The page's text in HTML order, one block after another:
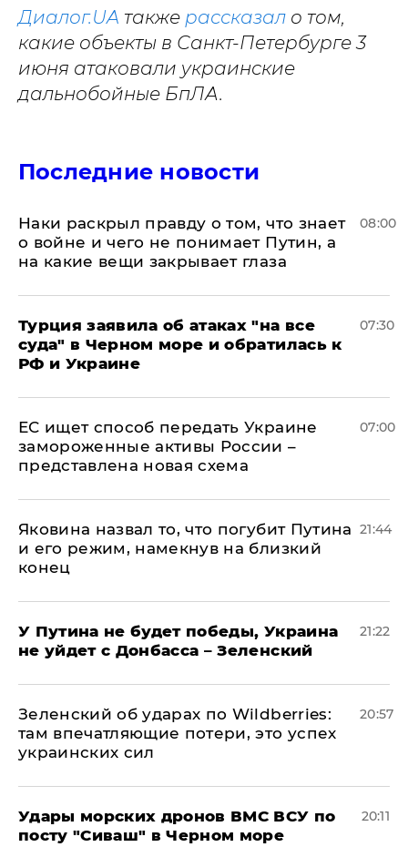
Диалог.UA также рассказал о том,
какие объекты в Санкт-Петербурге 3
июня атаковали украинские
дальнобойные БпЛА.
Последние новости
Наки раскрыл правду о том, что знает
о войне и чего не понимает Путин, а
на какие вещи закрывает глаза
08:00
Турция заявила об атаках "на все
суда" в Черном море и обратилась к
РФ и Украине
07:30
ЕС ищет способ передать Украине
замороженные активы России –
представлена новая схема
07:00
Яковина назвал то, что погубит Путина
и его режим, намекнув на близкий
конец
21:44
У Путина не будет победы, Украина
не уйдет с Донбасса – Зеленский
21:22
Зеленский об ударах по Wildberries:
там впечатляющие потери, это успех
украинских сил
20:57
Удары морских дронов ВМС ВСУ по
посту "Сиваш" в Черном море
20:11